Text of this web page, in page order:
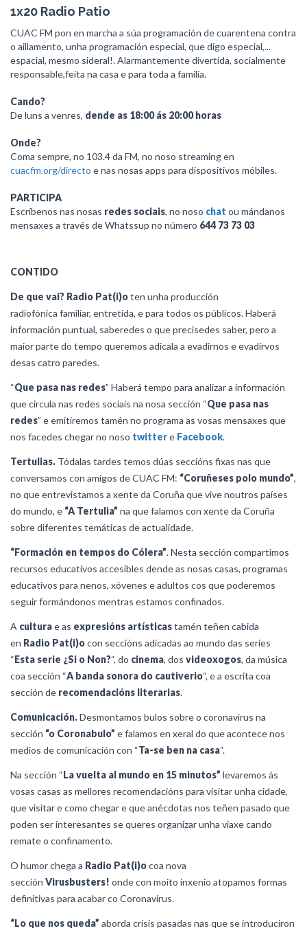
1x20 Radio Patio
CUAC FM pon en marcha a súa programación de cuarentena contra
o aillamento, unha programación especial, que digo especial,...
espacial, mesmo sideral!. Alarmantemente divertida, socialmente
responsable,feita na casa e para toda a familia.
Cando?
De luns a venres, dende as 18:00 ás 20:00 horas
Onde?
Coma sempre, no 103.4 da FM, no noso streaming en
cuacfm.org/directo e nas nosas apps para dispositivos móbiles.
PARTICIPA
Escríbenos nas nosas redes sociais, no noso chat ou mándanos
mensaxes a través de Whatssup no número 644 73 73 03
CONTIDO
De que vai? Radio Pat(i)oten unha producción
radiofónica familiar, entretida, e para todos os públicos. Haberá
información puntual, saberedes o que precisedes saber, pero a
maior parte do tempo queremos adicala a evadirnos e evadirvos
desas catro paredes.
“Que pasa nas redes” Haberá tempo para analizar a información
que circula nas redes sociais na nosa sección “Que pasa nas
redes” e emitiremos tamén no programa as vosas mensaxes que
nos facedes chegar no noso twittere Facebook.
Tertulias. Tódalas tardes temos dúas seccións fixas nas que
conversamos con amigos de CUAC FM: “Coruñeses polo mundo”,
no que entrevistamos a xente da Coruña que vive noutros países
do mundo, e “A Tertulia” na que falamos con xente da Coruña
sobre diferentes temáticas de actualidade.
“Formación en tempos do Cólera”. Nesta sección compartimos
recursos educativos accesibles dende as nosas casas, programas
educativos para nenos, xóvenes e adultos cos que poderemos
seguir formándonos mentras estamos confinados.
A culturae as expresións artísticastamén teñen cabida
en Radio Pat(i)ocon seccións adicadas ao mundo das series
“Esta serie ¿Si o Non?“, do cinema, dos videoxogos, da música
coa sección “A banda sonora do cautiverio“, e a escrita coa
sección de recomendacións literarias.
Comunicación.Desmontamos bulos sobre o coronavirus na
sección “o Coronabulo” e falamos en xeral do que acontece nos
medios de comunicación con “Ta-se ben na casa“.
Na sección “La vuelta al mundo en 15 minutos” levaremos ás
vosas casas as mellores recomendacións para visitar unha cidade,
que visitar e como chegar e que anécdotas nos teñen pasado que
poden ser interesantes se queres organizar unha viaxe cando
remate o confinamento.
O humor chega a Radio Pat(i)ocoa nova
sección Virusbusters! onde con moito inxenio atopamos formas
definitivas para acabar co Coronavirus.
“Lo que nos queda” aborda crisis pasadas nas que se introduciron